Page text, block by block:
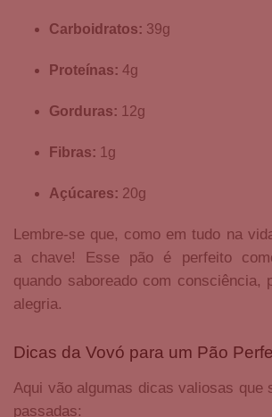
Carboidratos: 39g
Proteínas: 4g
Gorduras: 12g
Fibras: 1g
Açúcares: 20g
Lembre-se que, como em tudo na
a chave! Esse pão é perfeito
quando saboreado com consciência,
alegria.
Dicas da Vovó para um Pão
Aqui vão algumas dicas valiosas que
passadas: